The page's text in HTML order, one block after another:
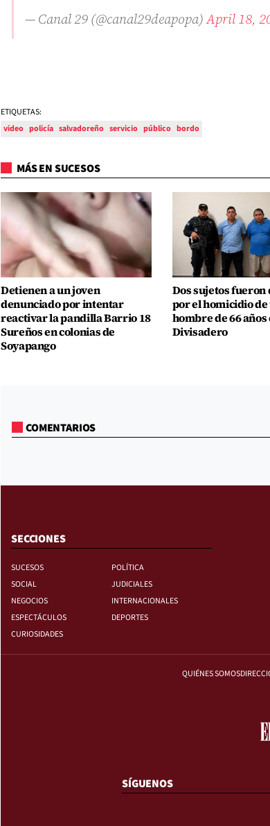
— Canal 29 (@canal29deapopa)April 18,
ETIQUETAS:
video policía salvadoreño servicio público bordo
MÁS EN SUCESOS
Detienen a un joven
denunciado por intentar
reactivar la pandilla Barrio 18
Sureños en colonias de
Soyapango
Dos sujetos fueron
por el homicidio de
hombre de 66 años
Divisadero
COMENTARIOS
SECCIONES
SUCESOS
POLÍTICA
SOCIAL
JUDICIALES
NEGOCIOS
INTERNACIONALES
ESPECTÁCULOS
DEPORTES
CURIOSIDADES
QUIÉNES SOMOS
SÍGUENOS